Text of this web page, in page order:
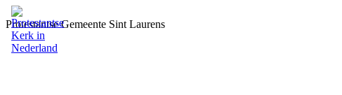
Protestantse Gemeente Sint Laurens